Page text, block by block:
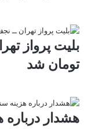
تومان شد
هشدار